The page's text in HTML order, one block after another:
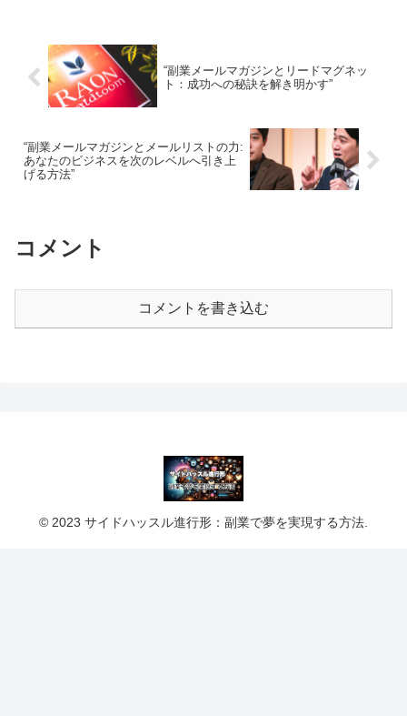
“副業メールマガジンとリードマグネッ
ト：成功への秘訣を解き明かす”
“副業メールマガジンとメールリストの力:
あなたのビジネスを次のレベルへ引き上
げる方法”
コメント
コメントを書き込む
© 2023 サイドハッスル進行形：副業で夢を実現する方法.